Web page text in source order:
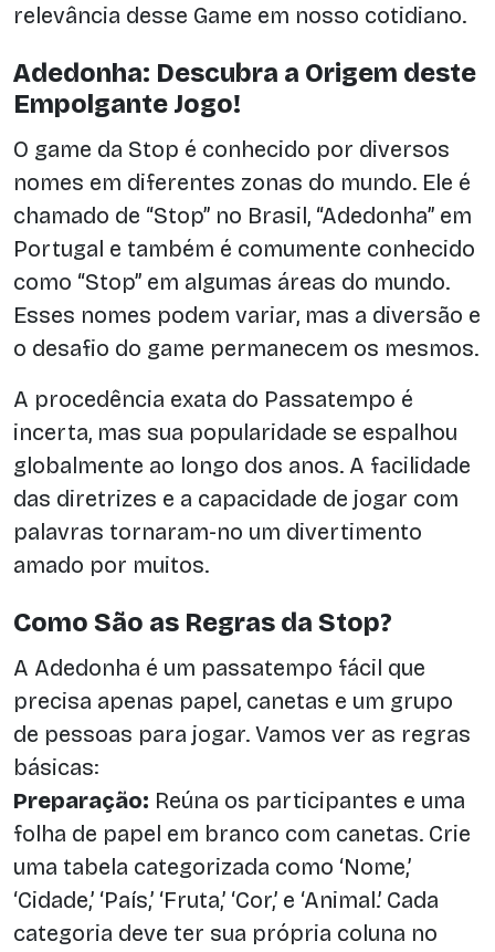
relevância desse Game em nosso cotidiano.
Adedonha: Descubra a Origem deste
Empolgante Jogo!
O game da Stop é conhecido por diversos
nomes em diferentes zonas do mundo. Ele é
chamado de “Stop” no Brasil, “Adedonha” em
Portugal e também é comumente conhecido
como “Stop” em algumas áreas do mundo.
Esses nomes podem variar, mas a diversão e
o desafio do game permanecem os mesmos.
A procedência exata do Passatempo é
incerta, mas sua popularidade se espalhou
globalmente ao longo dos anos. A facilidade
das diretrizes e a capacidade de jogar com
palavras tornaram-no um divertimento
amado por muitos.
Como São as Regras da Stop?
A Adedonha é um passatempo fácil que
precisa apenas papel, canetas e um grupo
de pessoas para jogar. Vamos ver as regras
básicas:
Preparação: Reúna os participantes e uma
folha de papel em branco com canetas. Crie
uma tabela categorizada como ‘Nome,’
‘Cidade,’ ‘País,’ ‘Fruta,’ ‘Cor,’ e ‘Animal.’ Cada
categoria deve ter sua própria coluna no